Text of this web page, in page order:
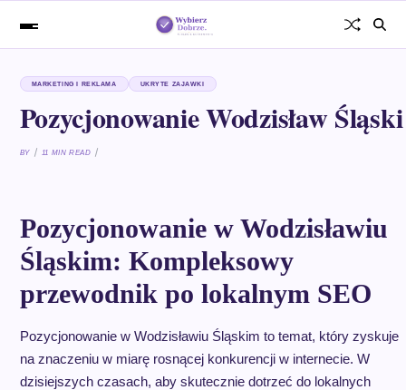
MARKETING I REKLAMA UKRYTE ZAJAWKI
Pozycjonowanie Wodzisław Śląski
BY 11 MIN READ
Pozycjonowanie w Wodzisławiu
Śląskim: Kompleksowy
przewodnik po lokalnym SEO
Pozycjonowanie w Wodzisławiu Śląskim to temat, który zyskuje
na znaczeniu w miarę rosnącej konkurencji w internecie. W
dzisiejszych czasach, aby skutecznie dotrzeć do lokalnych